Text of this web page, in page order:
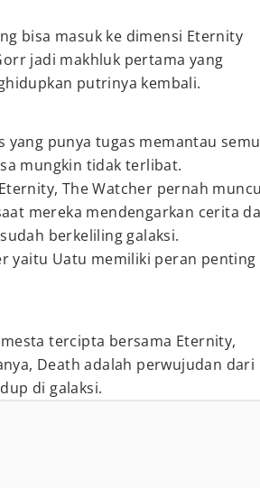
bisa masuk ke dimensi Eternity
jadi makhluk pertama yang
putrinya kembali.
yang punya tugas memantau
mungkin tidak terlibat.
The Watcher pernah
mereka mendengarkan cerita
berkeliling galaksi.
yaitu Uatu memiliki peran penting
tercipta bersama Eternity,
Death adalah perwujudan dari
di galaksi.